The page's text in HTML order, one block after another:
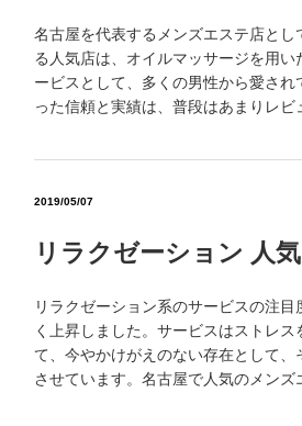
名古屋を代表するメンズエステ店とし
る人気店は、オイルマッサージを用
ービスとして、多くの男性から愛さ
った信頼と実績は、普段はあまりレ
2019/05/07
リラクゼーション 人
リラクゼーション系のサービスの注目
く上昇しました。サービスはストレス
て、今やかけがえのない存在として、
させています。名古屋で人気のメン